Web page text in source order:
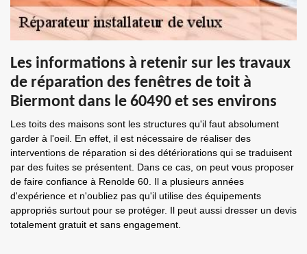
Les informations à retenir sur les travaux
de réparation des fenêtres de toit à
Biermont dans le 60490 et ses environs
Les toits des maisons sont les structures qu'il faut absolument
garder à l'oeil. En effet, il est nécessaire de réaliser des
interventions de réparation si des détériorations qui se traduisent
par des fuites se présentent. Dans ce cas, on peut vous proposer
de faire confiance à Renolde 60. Il a plusieurs années
d'expérience et n'oubliez pas qu'il utilise des équipements
appropriés surtout pour se protéger. Il peut aussi dresser un devis
totalement gratuit et sans engagement.